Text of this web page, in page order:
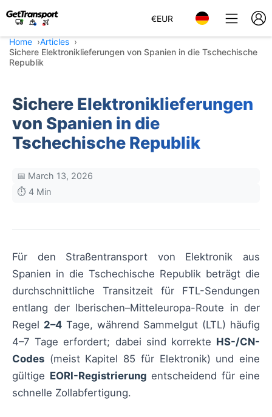
€EUR
Home
Articles
Sichere Elektroniklieferungen von Spanien in die Tschechische
Republik
Sichere Elektroniklieferungen
von Spanien in die
Tschechische Republik
📅 March 13, 2026
⏱️ 4 Min
Für den Straßentransport von Elektronik aus
Spanien in die Tschechische Republik beträgt die
durchschnittliche Transitzeit für FTL-Sendungen
entlang der Iberischen–Mitteleuropa-Route in der
Regel 2–4 Tage, während Sammelgut (LTL) häufig
4–7 Tage erfordert; dabei sind korrekte HS-/CN-
Codes (meist Kapitel 85 für Elektronik) und eine
gültige EORI-Registrierung entscheidend für eine
schnelle Zollabfertigung.